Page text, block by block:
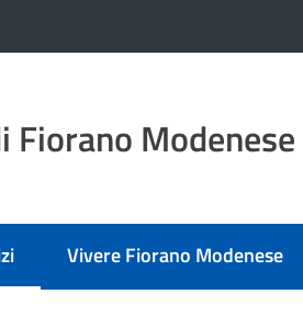
Fiorano Modenese
selezionatoVivere Fiorano Modenese